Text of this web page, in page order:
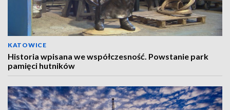
KATOWICE
Historia wpisana we współczesność. Powstanie park
pamięci hutników